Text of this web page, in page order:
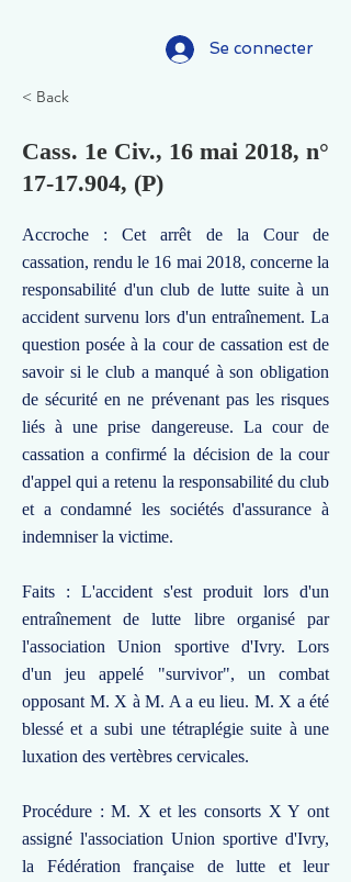
Se connecter
< Back
Cass. 1e Civ., 16 mai 2018, n°
17-17.904, (P)
Accroche : Cet arrêt de la Cour de
cassation, rendu le 16 mai 2018, concerne la
responsabilité d'un club de lutte suite à un
accident survenu lors d'un entraînement. La
question posée à la cour de cassation est de
savoir si le club a manqué à son obligation
de sécurité en ne prévenant pas les risques
liés à une prise dangereuse. La cour de
cassation a confirmé la décision de la cour
d'appel qui a retenu la responsabilité du club
et a condamné les sociétés d'assurance à
indemniser la victime.
Faits : L'accident s'est produit lors d'un
entraînement de lutte libre organisé par
l'association Union sportive d'Ivry. Lors
d'un jeu appelé "survivor", un combat
opposant M. X à M. A a eu lieu. M. X a été
blessé et a subi une tétraplégie suite à une
luxation des vertèbres cervicales.
Procédure : M. X et les consorts X Y ont
assigné l'association Union sportive d'Ivry,
la Fédération française de lutte et leur